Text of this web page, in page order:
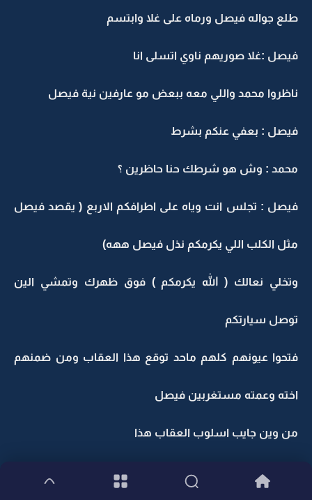
طلع جواله فيصل ورماه على غلا وابتسم
فيصل :غلا صوريهم ناوي اتسلى انا
ناظروا محمد واللي معه ببعض مو عارفين نية فيصل
فيصل : بعفي عنكم بشرط
محمد : وش هو شرطك حنا حاظرين ؟
فيصل : تجلس انت وياه على اطرافكم الاربع ( يقصد فيصل
مثل الكلب اللي يكرمكم نذل فيصل ههه)
وتخلي نعالك ( الله يكرمكم ) فوق ظهرك وتمشي الين
توصل سيارتكم
فتحوا عيونهم كلهم ماحد توقع هذا العقاب ومن ضمنهم
اخته وعمته مستغربين فيصل
من وين جايب اسلوب العقاب هذا